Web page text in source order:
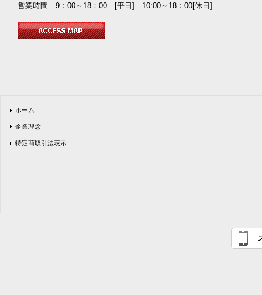
営業時間 9：00～18：00 [平日] 10:00～18：00[休日]
ホーム
企業理念
特定商取引法表示